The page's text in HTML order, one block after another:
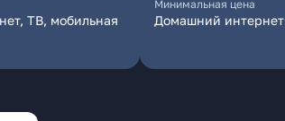
ТВ, мобильная
Минимальная цена
Домашний интернет